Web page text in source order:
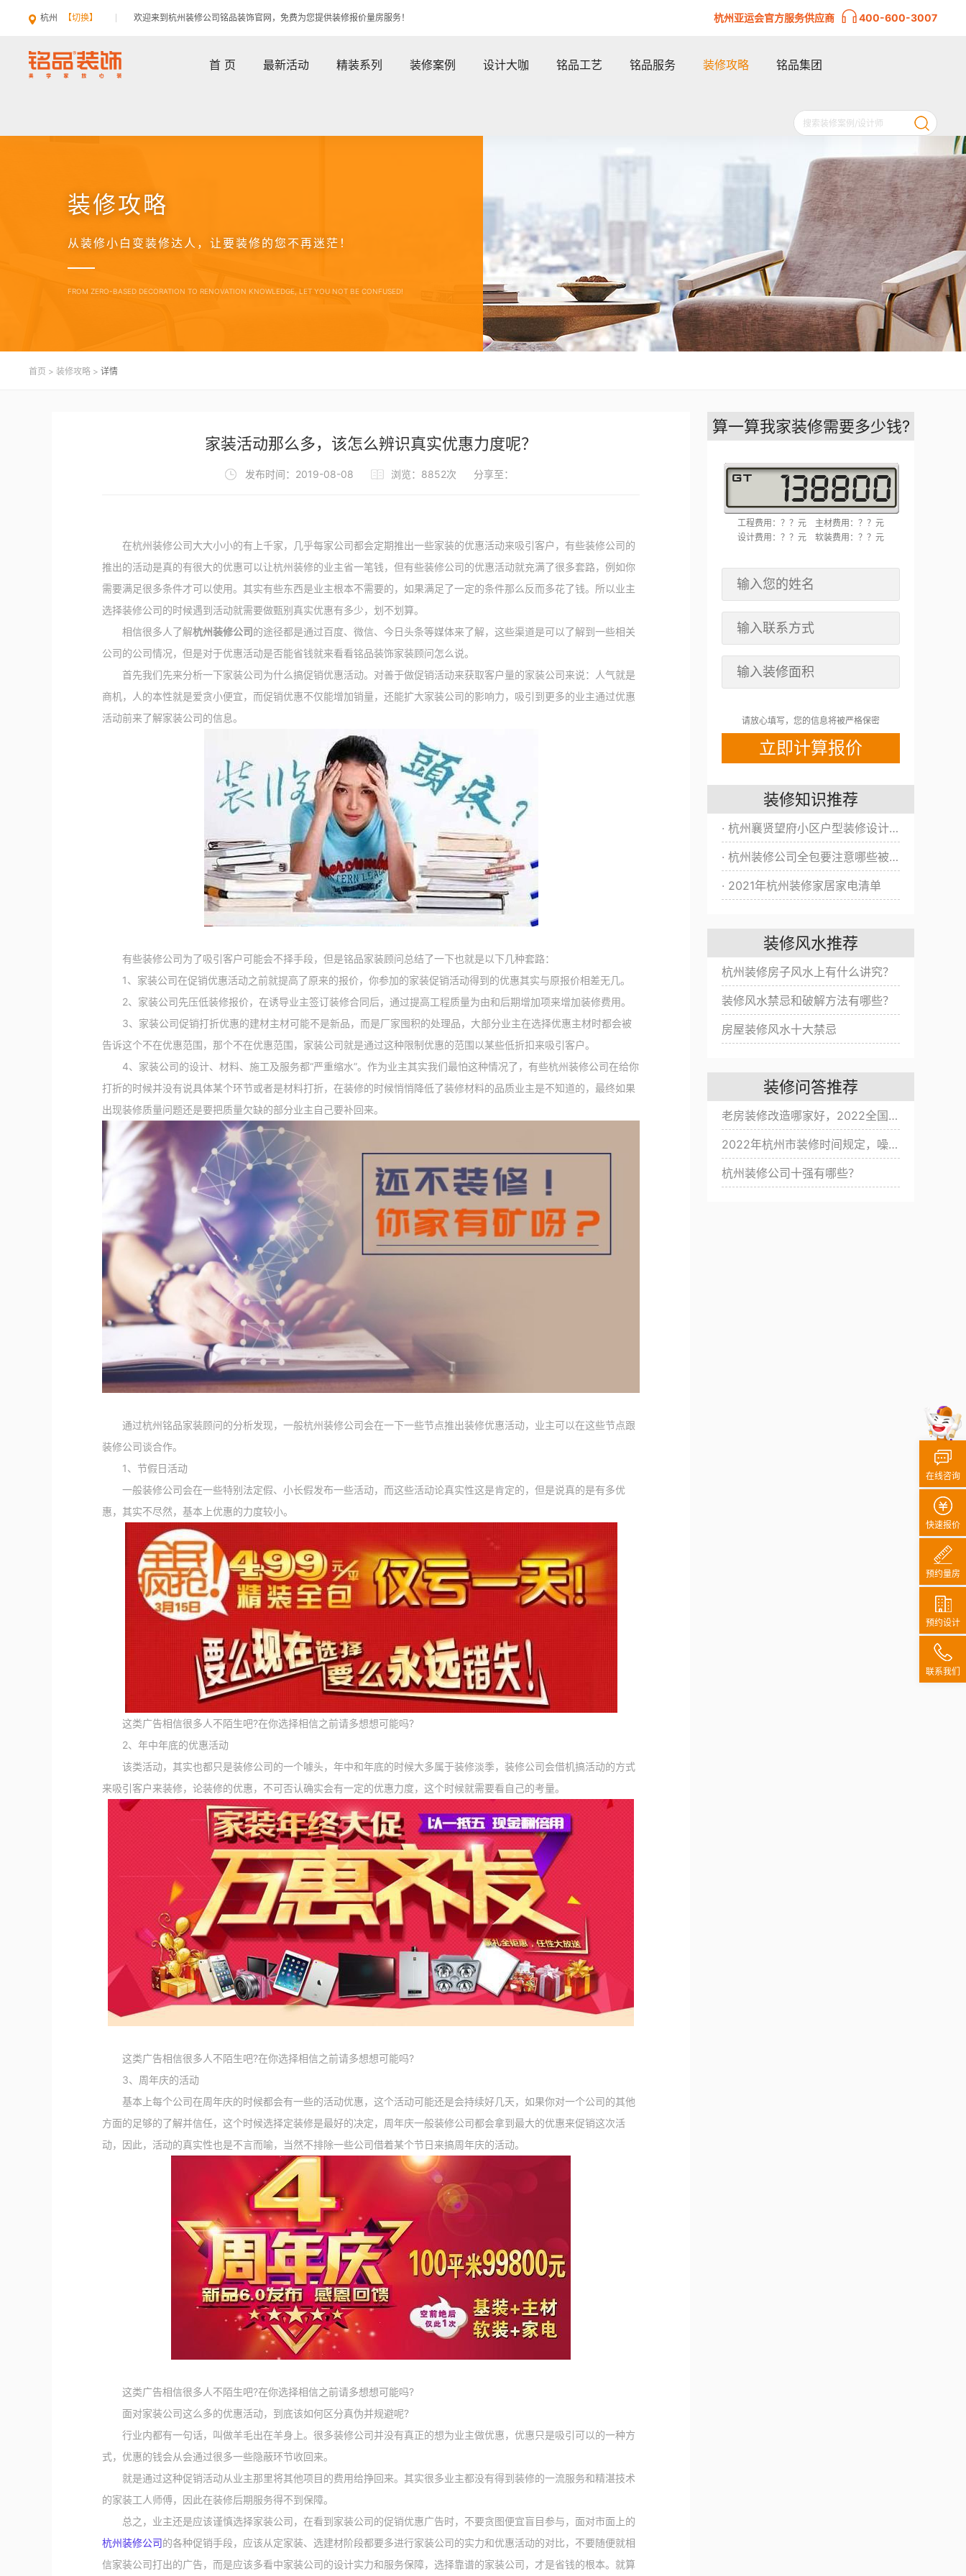
杭州 【切换】 欢迎来到杭州装修公司铭品装饰官网，免费为您提供装修报价量房服务！ 杭州亚运会官方服务供应商 400-600-3007
首 页 最新活动 精装系列 装修案例 设计大咖 铭品工艺 铭品服务 装修攻略 铭品集团
装修攻略
从装修小白变装修达人，让要装修的您不再迷茫！
FROM ZERO-BASED DECORATION TO RENOVATION KNOWLEDGE, LET YOU NOT BE CONFUSED!
首页 > 装修攻略 > 详情
家装活动那么多，该怎么辨识真实优惠力度呢？
发布时间：2019-08-08 浏览：8852次 分享至：
在杭州装修公司大大小小的有上千家，几乎每家公司都会定期推出一些家装的优惠活动来吸引客户，有些装修公司的
推出的活动是真的有很大的优惠可以让杭州装修的业主省一笔钱，但有些装修公司的优惠活动就充满了很多套路，例如你
需要满足很多条件才可以使用。其实有些东西是业主根本不需要的，如果满足了一定的条件那么反而多花了钱。所以业主
选择装修公司的时候遇到活动就需要做甄别真实优惠有多少，划不划算。
相信很多人了解杭州装修公司的途径都是通过百度、微信、今日头条等媒体来了解，这些渠道是可以了解到一些相关
公司的公司情况，但是对于优惠活动是否能省钱就来看看铭品装饰家装顾问怎么说。
首先我们先来分析一下家装公司为什么搞促销优惠活动。对善于做促销活动来获取客户量的家装公司来说：人气就是
商机，人的本性就是爱贪小便宜，而促销优惠不仅能增加销量，还能扩大家装公司的影响力，吸引到更多的业主通过优惠
活动前来了解家装公司的信息。
有些装修公司为了吸引客户可能会不择手段，但是铭品家装顾问总结了一下也就是以下几种套路：
1、家装公司在促销优惠活动之前就提高了原来的报价，你参加的家装促销活动得到的优惠其实与原报价相差无几。
2、家装公司先压低装修报价，在诱导业主签订装修合同后，通过提高工程质量为由和后期增加项来增加装修费用。
3、家装公司促销打折优惠的建材主材可能不是新品，而是厂家囤积的处理品，大部分业主在选择优惠主材时都会被
告诉这个不在优惠范围，那个不在优惠范围，家装公司就是通过这种限制优惠的范围以某些低折扣来吸引客户。
4、家装公司的设计、材料、施工及服务都“严重缩水”。作为业主其实我们最怕这种情况了，有些杭州装修公司在给你
打折的时候并没有说具体某个环节或者是材料打折，在装修的时候悄悄降低了装修材料的品质业主是不知道的，最终如果
出现装修质量问题还是要把质量欠缺的部分业主自己要补回来。
通过杭州铭品家装顾问的分析发现，一般杭州装修公司会在一下一些节点推出装修优惠活动，业主可以在这些节点跟
装修公司谈合作。
1、节假日活动
一般装修公司会在一些特别法定假、小长假发布一些活动，而这些活动论真实性这是肯定的，但是说真的是有多优
惠，其实不尽然，基本上优惠的力度较小。
这类广告相信很多人不陌生吧?在你选择相信之前请多想想可能吗?
2、年中年底的优惠活动
该类活动，其实也都只是装修公司的一个噱头，年中和年底的时候大多属于装修淡季，装修公司会借机搞活动的方式
来吸引客户来装修，论装修的优惠，不可否认确实会有一定的优惠力度，这个时候就需要看自己的考量。
这类广告相信很多人不陌生吧?在你选择相信之前请多想想可能吗?
3、周年庆的活动
基本上每个公司在周年庆的时候都会有一些的活动优惠，这个活动可能还是会持续好几天，如果你对一个公司的其他
方面的足够的了解并信任，这个时候选择定装修是最好的决定，周年庆一般装修公司都会拿到最大的优惠来促销这次活
动，因此，活动的真实性也是不言而喻，当然不排除一些公司借着某个节日来搞周年庆的活动。
这类广告相信很多人不陌生吧?在你选择相信之前请多想想可能吗?
面对家装公司这么多的优惠活动，到底该如何区分真伪并规避呢?
行业内都有一句话，叫做羊毛出在羊身上。很多装修公司并没有真正的想为业主做优惠，优惠只是吸引可以的一种方
式，优惠的钱会从会通过很多一些隐蔽环节收回来。
就是通过这种促销活动从业主那里将其他项目的费用给挣回来。其实很多业主都没有得到装修的一流服务和精湛技术
的家装工人师傅，因此在装修后期服务得不到保障。
总之，业主还是应该谨慎选择家装公司，在看到家装公司的促销优惠广告时，不要贪图便宜盲目参与，面对市面上的
杭州装修公司的各种促销手段，应该从定家装、选建材阶段都要多进行家装公司的实力和优惠活动的对比，不要随便就相
信家装公司打出的广告，而是应该多看中家装公司的设计实力和服务保障，选择靠谱的家装公司，才是省钱的根本。就算
算一算我家装修需要多少钱?
工程费用：？？元
主材费用：？？元
设计费用：？？元
软装费用：？？元
请放心填写，您的信息将被严格保密
装修知识推荐
· 杭州襄贤望府小区户型装修设计方案/效果图全新出炉！
· 杭州装修公司全包要注意哪些被坑？
· 2021年杭州装修家居家电清单
装修风水推荐
杭州装修房子风水上有什么讲究？
装修风水禁忌和破解方法有哪些？
房屋装修风水十大禁忌
装修问答推荐
老房装修改造哪家好，2022全国旧房翻新公司十大排名
2022年杭州市装修时间规定，噪音扰民改怎么办？
杭州装修公司十强有哪些？
在线咨询
快速报价
预约量房
预约设计
联系我们